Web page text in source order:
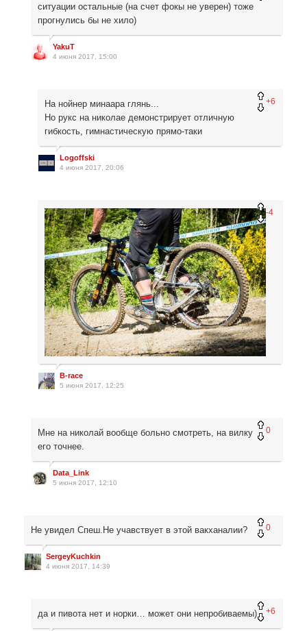
ситуации остальные (на счет фокы не уверен) тоже
прогнулись бы не хило)
YakuT
4 июня 2017, 15:00
+6
На нойнер минаара глянь...
Но рукс на николае демонстрирует отличную
гибкость, гимнастическую прямо-таки
Logoffski
4 июня 2017, 20:06
-4
B-race
5 июня 2017, 12:25
0
Мне на николай вообще больно смотреть, на вилку
его точнее.
Data_Link
5 июня 2017, 12:10
0
Не увидел Спеш.Не учавствует в этой вакханалии?
SergeyKuchkin
4 июня 2017, 14:39
+6
да и пивота нет и норки… может они непробиваемы)